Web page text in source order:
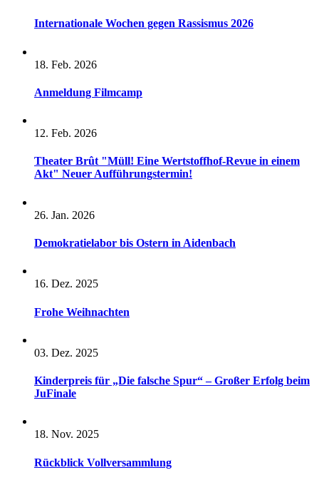
Internationale Wochen gegen Rassismus 2026
18. Feb. 2026
Anmeldung Filmcamp
12. Feb. 2026
Theater Brût "Müll! Eine Wertstoffhof-Revue in einem
Akt" Neuer Aufführungstermin!
26. Jan. 2026
Demokratielabor bis Ostern in Aidenbach
16. Dez. 2025
Frohe Weihnachten
03. Dez. 2025
Kinderpreis für „Die falsche Spur“ – Großer Erfolg beim
JuFinale
18. Nov. 2025
Rückblick Vollversammlung